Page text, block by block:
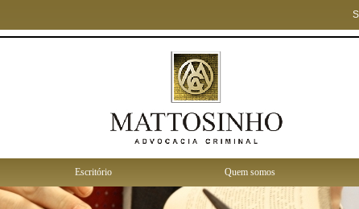
Escritório Quem somos